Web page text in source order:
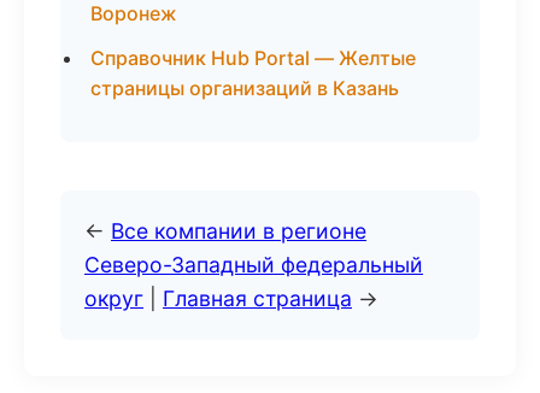
Воронеж
Справочник Hub Portal — Желтые
страницы организаций в Казань
← Все компании в регионе
Северо-Западный федеральный
округ
Главная страница →